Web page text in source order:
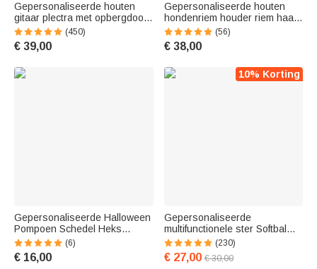
Gepersonaliseerde houten
gitaar plectra met opbergdoos
gegraveerde houder doos
voor plectrum set cadeau voor
gitarist muzikant verjaardag
(450)
€ 39,00
Gepersonaliseerde houten
hondenriem houder riem haak
met naam verjaardag
housewarming kerstcadeau
voor vriend familie hond
(56)
€ 38,00
Gepersonaliseerde Halloween
Pompoen Schedel Heks
Burlap Snoepzak met Naam
Vrolijk Halloweencadeau voor
Kinderen
(6)
€ 16,00
10% Korting
Gepersonaliseerde
multifunctionele ster Softbal
Baseball veiligheid
sleutelhanger set met riem en
lamp verjaardagscadeau voor
(230)
€ 27,00 € 30,00